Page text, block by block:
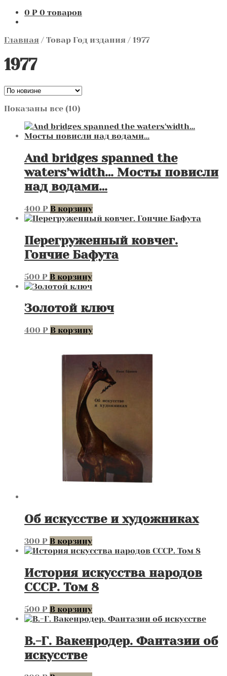
0 ₽ 0 товаров
Главная / Товар Год издания / 1977
1977
Показаны все (10)
недавние
And bridges spanned the
waters’width… Мосты повисли
над водами…
400 ₽ В корзину
Перегруженный ковчег.
Гончие Бафута
500 ₽ В корзину
Золотой ключ
400 ₽ В корзину
Об искусстве и художниках
300 ₽ В корзину
История искусства народов
СССР. Том 8
500 ₽ В корзину
В.-Г. Вакенродер. Фантазии об
искусстве